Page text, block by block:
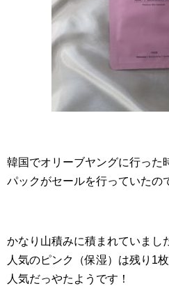
韓国でオリーブヤングに行った
パックがセールを行っていたの
かなり山積みに積まれていまし
人気のピンク（保湿）は残り1
人気だっやたようです！